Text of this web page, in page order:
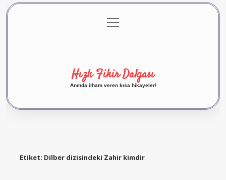
Gizlilik Politikası
menüyü
aç
Hızlı Fikir Dalgası
Anında ilham veren kısa hikayeler!
Etiket: Dilber dizisindeki Zahir kimdir